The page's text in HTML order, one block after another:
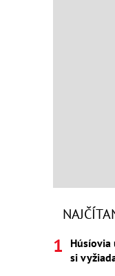
Húsíovia
si